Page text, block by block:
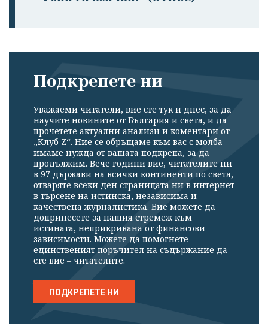
Подкрепете ни
Уважаеми читатели, вие сте тук и днес, за да
научите новините от България и света, и да
прочетете актуални анализи и коментари от
„Клуб Z“. Ние се обръщаме към вас с молба –
имаме нужда от вашата подкрепа, за да
продължим. Вече години вие, читателите ни
в 97 държави на всички континенти по света,
отваряте всеки ден страницата ни в интернет
в търсене на истинска, независима и
качествена журналистика. Вие можете да
допринесете за нашия стремеж към
истината, неприкривана от финансови
зависимости. Можете да помогнете
единственият поръчител на съдържание да
сте вие – читателите.
ПОДКРЕПЕТЕ НИ